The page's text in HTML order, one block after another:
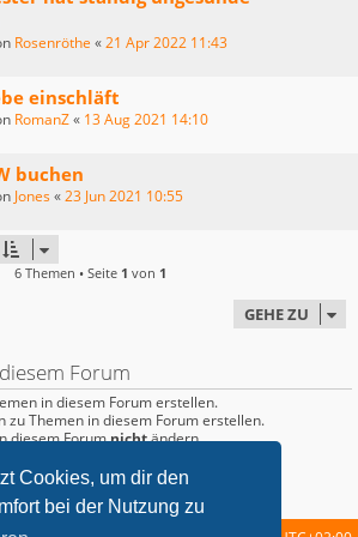
Cookies, um dir den
bei der Nutzung zu
Rosenröthe «21 Apr 2022 11:43
einschläft
RomanZ« 13 Aug 2021 14:10
buchen
Jones«23 Jun 2021 10:55
6 Themen • Seite 1 von 1
GEHE ZU
Forum
in diesem Forum erstellen.
zu Themen in diesem Forum erstellen.
diesem Forumnichtändern.
in diesem Forum erstellen.